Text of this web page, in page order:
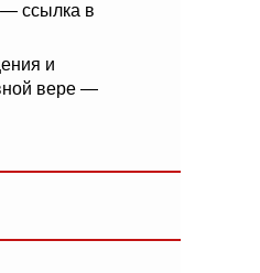
ссылка в
и
вере —